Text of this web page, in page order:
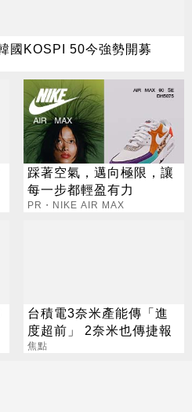
國KOSPI 50今強勢開募
踩著空氣，邁向極限，讓
每一步都輕盈有力
PR・NIKE AIR MAX
台積電3奈米產能傳「進
度超前」 2奈米也傳捷報
焦點